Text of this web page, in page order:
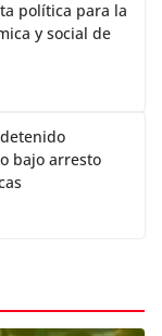
política para la
y social de
bajo arresto